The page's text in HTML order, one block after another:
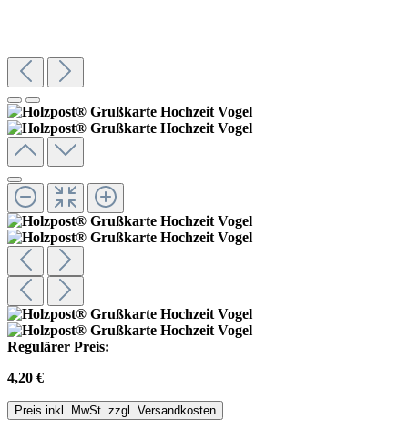
Regulärer Preis:
4,20 €
Preis inkl. MwSt. zzgl. Versandkosten